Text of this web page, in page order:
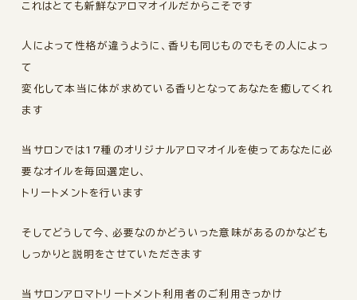
これはとても新鮮なアロマオイルだからこそです
人によって性格が違うように、香りも同じものでもその人によっ
て
変化して本当に体が求めている香りとなってあなたを癒してくれ
ます
当サロンでは17種のオリジナルアロマオイルを使ってあなたに必
要なオイルを毎回選定し、
トリートメントを行います
そしてどうして今、必要なのかどういった意味があるのかなども
しっかりと説明をさせていただきます
当サロンアロマトリートメント利用者のご利用きっかけ